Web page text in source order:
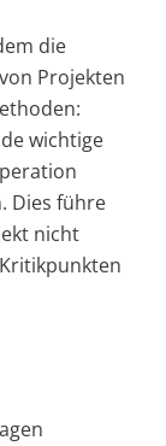
die
Projekten
wichtige
Dies führe
nicht